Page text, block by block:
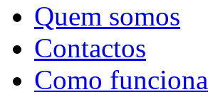
Quem somos
Contactos
Como funciona